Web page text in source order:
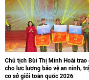
Chủ tịch Bùi Thị Minh Hoài trao
cho lực lượng bảo vệ an ninh,
cơ sở giỏi toàn quốc 2026